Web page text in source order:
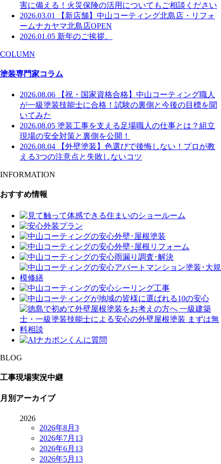
害に備える！火災保険の活用についてもご相談ください
2026.03.01
【新店舗】中山コーティング北島店・リフォ
ームナカヤマ北島店OPEN
2026.01.05 新年のご挨拶。
COLUMN
塗装専門家コラム
2026.08.06
【祝・国家資格合格】中山コーティング職人
が一級塗装技能士に合格！試験の裏側と今後の目標を聞
いてみた
2026.08.05 塗装工事を支える足場職人の仕事とは？組立
現場の安全対策と裏側を公開！
2026.08.04
【外壁塗装】色選びで後悔しない！プロが教
える3つの注意点と失敗しないコツ
INFORMATION
おすすめ情報
BLOG
工事現場実況中継
月別アーカイブ
2026
2026年8月 3
2026年7月 13
2026年6月 13
2026年5月 13